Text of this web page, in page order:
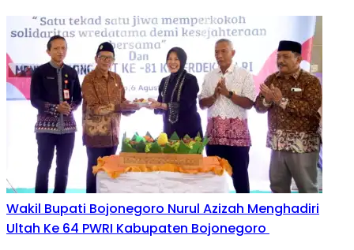
Wakil Bupati Bojonegoro Nurul Azizah Menghadiri
Ultah Ke 64 PWRI Kabupaten Bojonegoro